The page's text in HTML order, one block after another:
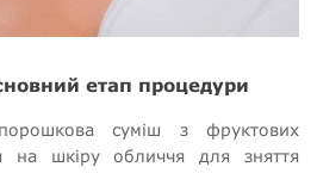
етап процедури
суміш з фруктових
на шкіру обличчя для зняття